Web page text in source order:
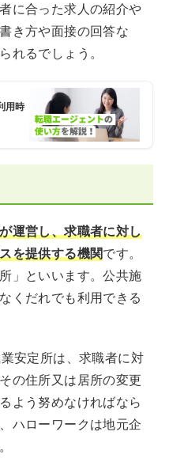
に合った求人の紹介や
き方や面接の回答な
れるでしょう。
用時
運営し、求職者に対し
を提供する機関です。
」といいます。公共施
くだれでも利用できる
安定所は、求職者に対
の住所又は居所の変更
よう努めなければなら
ハローワークは地元企